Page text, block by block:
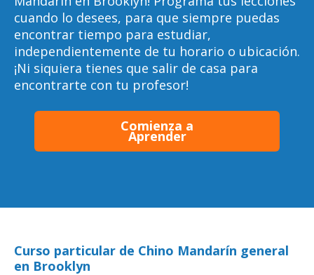
cuando lo desees, para que siempre puedas
encontrar tiempo para estudiar,
independientemente de tu horario o ubicación.
¡Ni siquiera tienes que salir de casa para
encontrarte con tu profesor!
Comienza a
Aprender
Curso particular de Chino Mandarín general
en Brooklyn